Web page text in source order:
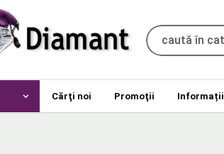
Cărţi noi Promoţii Informații